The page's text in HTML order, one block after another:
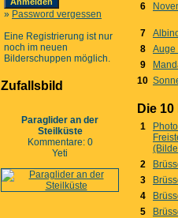
» Password vergessen
Eine Registrierung ist nur
noch im neuen
Bilderschuppen möglich.
Zufallsbild
Paraglider an der
Steilküste
Kommentare: 0
Yeti
6
7
8
Auge
9
10
Die
1
2
3
4
5